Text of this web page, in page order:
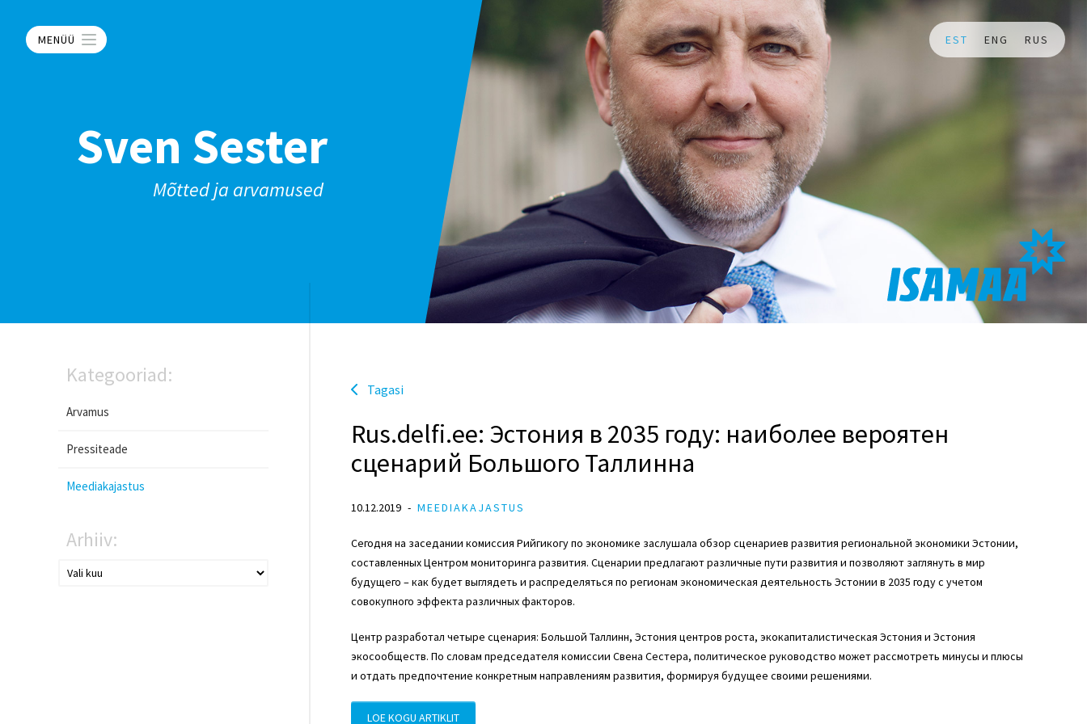
MENÜÜ EST ENG RUS
Sven Sester
Mõtted ja arvamused
Kategooriad:
Arvamus
Pressiteade
Meediakajastus
Arhiiv:
Tagasi
Rus.delfi.ee: Эстония в 2035 году: наиболее вероятен
сценарий Большого Таллинна
10.12.2019 MEEDIAKAJASTUS
Сегодня на заседании комиссия Рийгикогу по экономике заслушала обзор сценариев развития региональной экономики Эстонии,
составленных Центром мониторинга развития. Сценарии предлагают различные пути развития и позволяют заглянуть в мир
будущего – как будет выглядеть и распределяться по регионам экономическая деятельность Эстонии в 2035 году с учетом
совокупного эффекта различных факторов.
Центр разработал четыре сценария: Большой Таллинн, Эстония центров роста, экокапиталистическая Эстония и Эстония
экосообществ. По словам председателя комиссии Свена Сестера, политическое руководство может рассмотреть минусы и плюсы
и отдать предпочтение конкретным направлениям развития, формируя будущее своими решениями.
LOE KOGU ARTIKLIT